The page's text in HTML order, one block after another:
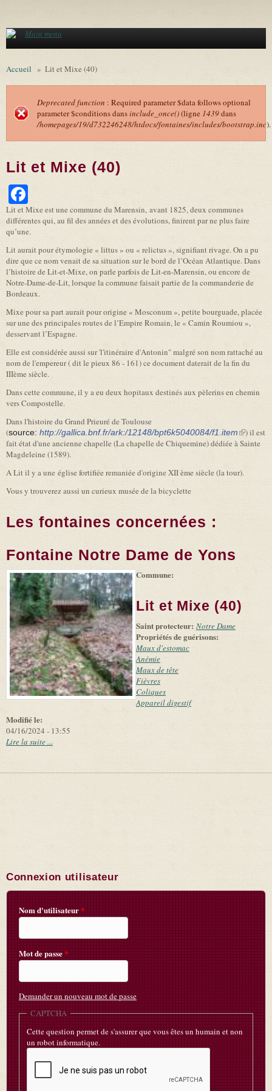
Main menu
Accueil » Lit et Mixe (40)
Message d'erreur
Deprecated function : Required parameter $data follows optional
parameter $conditions dansinclude_once()(ligne 1439dans
/homepages/19/d732246248/htdocs/fontaines/includes/bootstrap.inc).
Lit et Mixe (40)
Lit et Mixe est une commune du Marensin, avant 1825, deux communes
différentes qui, au fil des années et des évolutions, finirent par ne plus faire
qu’une.
Lit aurait pour étymologie « littus » ou « relictus », signifiant rivage. On a pu
dire que ce nom venait de sa situation sur le bord de l’Océan Atlantique. Dans
l’histoire de Lit-et-Mixe, on parle parfois de Lit-en-Marensin, ou encore de
Notre-Dame-de-Lit, lorsque la commune faisait partie de la commanderie de
Bordeaux.
Mixe pour sa part aurait pour origine « Mosconum », petite bourguade, placée
sur une des principales routes de l’Empire Romain, le « Camin Roumiou »,
desservant l’Espagne.
Elle est considérée aussi sur 'l'itinéraire d'Antonin" malgré son nom rattaché au
nom de l'empereur ( dit le pieux 86 - 161) ce document daterait de la fin du
IIIème siècle.
Dans cette commune, il y a eu deux hopitaux destinés aux pèlerins en chemin
vers Compostelle.
Dans l'histoire du Grand Prieuré de Toulouse
(source: http://gallica.bnf.fr/ark:/12148/bpt6k5040084/f1.item(link is
external)
) il est
fait état d'une ancienne chapelle (La chapelle de Chiquemine) dédiée à Sainte
Magdeleine (1589).
A Lit il y a une église fortifiée remaniée d'origine XII ème siècle (la tour).
Vous y trouverez aussi un curieux musée de la bicyclette
Les fontaines concernées :
Fontaine Notre Dame de Yons
-
Leaflet (link is
|
Tiles
(link is
external)
©
Microsoft
and
suppliers
Modifié le:
04/16/2024 - 13:55
Commune:
Lit et Mixe (40)
Saint protecteur: Notre Dame
Propriétés de guérisons:
Maux d'estomac
Anémie
Maux de tête
Fièvres
Coliques
Appareil digestif
Lire la suite ...
Connexion utilisateur
Nom d'utilisateur*
Mot de passe*
Demander un nouveau mot de passe
CAPTCHA
Cette question permet de s'assurer que vous êtes un humain et non
un robot informatique.